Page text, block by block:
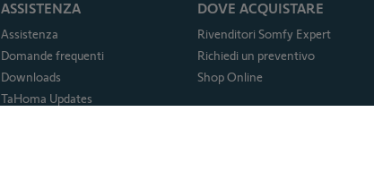
ASSISTENZA
Assistenza
Domande frequenti
Downloads
TaHoma Updates
DOVE ACQUISTARE
Rivenditori Somfy Expert
Richiedi un preventivo
Shop Online